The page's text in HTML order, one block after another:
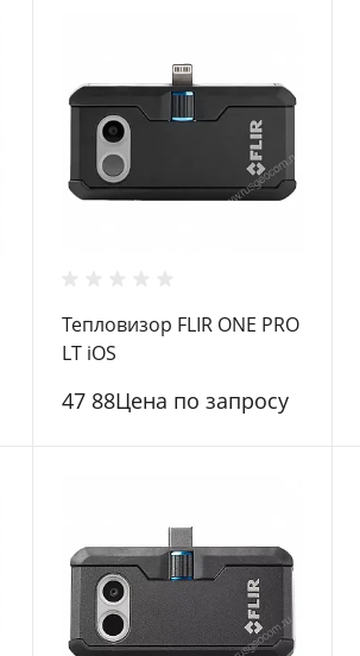
Тепловизор FLIR ONE PRO
LT iOS
47 88Цена по запросу